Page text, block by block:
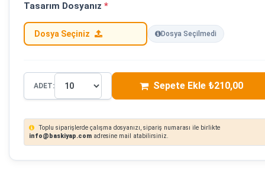
Tasarım Dosyanız *
Dosya Seçiniz Dosya Seçilmedi
ADET: Sepete Ekle ₺210,00
Toplu siparişlerde çalışma dosyanızı, sipariş numarası ile birlikte
info@baskiyap.com adresine mail atabilirsiniz.